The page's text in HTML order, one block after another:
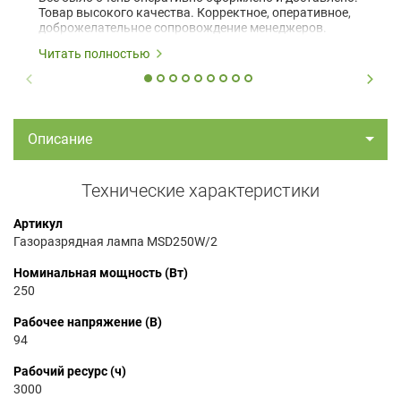
Товар высокого качества. Корректное, оперативное,
доброжелательное сопровождение менеджеров.
Читать полностью
Описание
Технические характеристики
Артикул
Газоразрядная лампа MSD250W/2
Номинальная мощность (Вт)
250
Рабочее напряжение (В)
94
Рабочий ресурс (ч)
3000